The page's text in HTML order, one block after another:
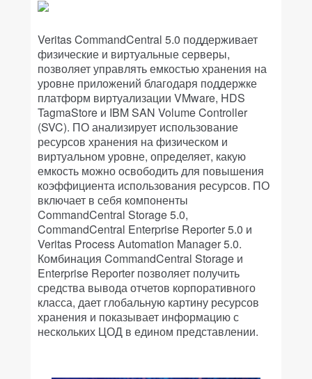
Veritas CommandCentral 5.0 поддерживает
физические и виртуальные серверы,
позволяет управлять емкостью хранения на
уровне приложений благодаря поддержке
платформ виртуализации VMware, HDS
TagmaStore и IBM SAN Volume Controller
(SVC). ПО анализирует использование
ресурсов хранения на физическом и
виртуальном уровне, определяет, какую
емкость можно освободить для повышения
коэффициента использования ресурсов. ПО
включает в себя компоненты
CommandCentral Storage 5.0,
CommandCentral Enterprise Reporter 5.0 и
Veritas Process Automation Manager 5.0.
Комбинация CommandCentral Storage и
Enterprise Reporter позволяет получить
средства вывода отчетов корпоративного
класса, дает глобальную картину ресурсов
хранения и показывает информацию с
нескольких ЦОД в едином представлении.